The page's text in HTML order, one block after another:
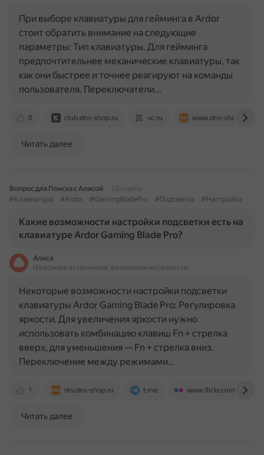
0 club.dns-shop.ru vc.ru www.dns-shop.kz
При выборе клавиатуры для гейминга в Ardor
стоит обратить внимание на следующие
параметры: Тип клавиатуры. Для гейминга
предпочтительнее механические клавиатуры, так
как они быстрее и точнее реагируют на команды
пользователя. Переключатели…
Читать далее
Вопрос для Поиска с Алисой
28 марта
#Клавиатура
#Ardor #GamingBladePro #Подсветка #Настройка
Какие возможности настройки подсветки есть на
клавиатуре Ardor Gaming Blade Pro?
Алиса
На основе источников, возможны неточности
1 drv.dns-shop.ru t.me www.flickr.com
Некоторые возможности настройки подсветки
клавиатуры Ardor Gaming Blade Pro: Регулировка
яркости. Для увеличения яркости нужно
использовать комбинацию клавиш Fn + стрелка
вверх, для уменьшения — Fn + стрелка вниз.
Переключение между режимами…
Читать далее